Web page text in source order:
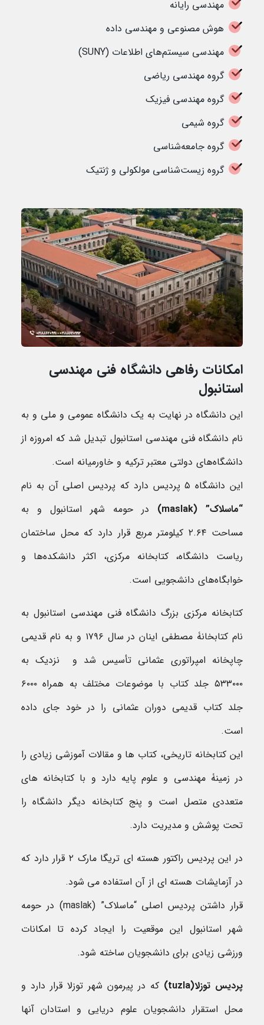
مهندسی رایانه
هوش مصنوعی و مهندسی داده
مهندسی سیستم‌های اطلاعات (SUNY)
گروه مهندسی ریاضی
گروه مهندسی فیزیک
گروه شیمی
گروه جامعه‌شناسی
گروه زیست‌شناسی مولکولی و ژنتیک
امکانات رفاهی دانشگاه فنی مهندسی
استانبول
این دانشگاه در نهایت به یک دانشگاه عمومی و ملی و به
نام دانشگاه فنی مهندسی استانبول تبدیل شد که امروزه از
دانشگاه‌های دولتی معتبر ترکیه و خاورمیانه است.
این دانشگاه ۵ پردیس دارد که پردیس اصلی آن به نام
“ماسلاک” (maslak
) در حومه شهر استانبول و به
مساحت ۲.۶۴ کیلومتر مربع قرار دارد که محل ساختمان
ریاست دانشگاه، کتابخانه مرکزی، اکثر دانشکده‌ها و
خوابگاه‌های دانشجویی است.
کتابخانه مرکزی بزرگ دانشگاه فنی مهندسی استانبول به
نام کتابخانۀ مصطفی اینان در سال ۱۷۹۶ و به نام قدیمی
چاپخانه امپراتوری عثمانی تأسیس شد و نزدیک به
۵۳۳۰۰۰ جلد کتاب با موضوعات مختلف به همراه ۶۰۰۰
جلد کتاب قدیمی دوران عثمانی را در خود جای داده
است.
این کتابخانه تاریخی، کتاب ها و مقالات آموزشی زیادی را
در زمینۀ مهندسی و علوم پایه دارد و با کتابخانه های
متعددی متصل است و پنج کتابخانه دیگر دانشگاه را
تحت پوشش و مدیریت دارد.
در این پردیس راکتور هسته ای تریگا مارک ۲ قرار دارد که
در آزمایشات هسته ای از آن استفاده می شود.
قرار داشتن پردیس اصلی “ماسلاک” (maslak) در حومه
شهر استانبول این موقعیت را ایجاد کرده تا امکانات
ورزشی زیادی برای دانشجویان ساخته شود.
پردیس توزلا(tuzla
)که در پیرمون شهر توزلا قرار دارد و
محل استقرار دانشجویان علوم دریایی و استادان آنها